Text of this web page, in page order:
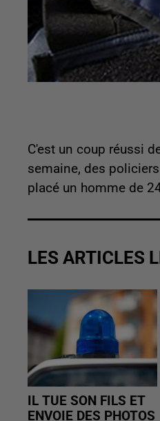
C'est un coup réussi
semaine, des
placé un homme de
LES ARTICLES
IL TUE SON FILS ET
ENVOIE DES PHOTOS